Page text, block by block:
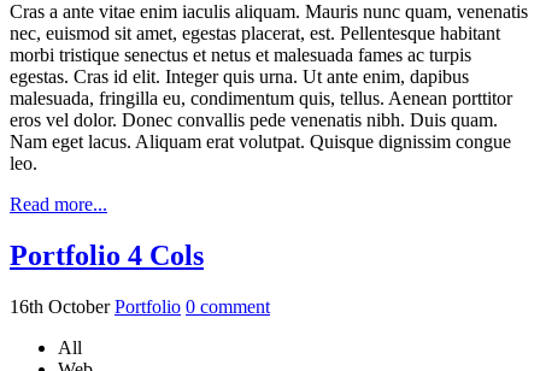
Cras a ante vitae enim iaculis aliquam. Mauris nunc quam, venenatis
nec, euismod sit amet, egestas placerat, est. Pellentesque habitant
morbi tristique senectus et netus et malesuada fames ac turpis
egestas. Cras id elit. Integer quis urna. Ut ante enim, dapibus
malesuada, fringilla eu, condimentum quis, tellus. Aenean porttitor
eros vel dolor. Donec convallis pede venenatis nibh. Duis quam.
Nam eget lacus. Aliquam erat volutpat. Quisque dignissim congue
leo.
Read more...
Portfolio 4 Cols
16th OctoberPortfolio 0 comment
All